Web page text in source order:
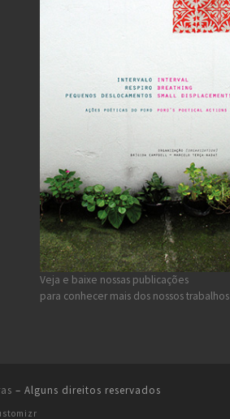
Veja e baixe nossas publicações
para conhecer mais dos nossos trabalhos
– Alguns direitos reservados